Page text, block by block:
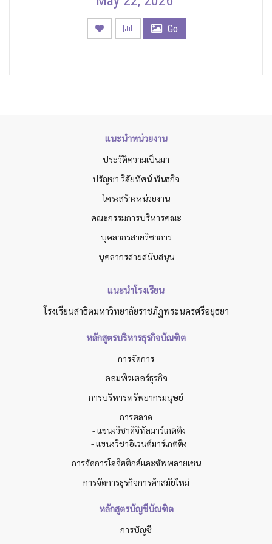
Go
แนะนำหน่วยงาน
ประวัติความเป็นมา
ปรัญชา วิสัยทัศน์ พันธกิจ
โครงสร้างหน่วยงาน
คณะกรรมการบริหารคณะ
บุคลากรสายวิชาการ
บุคลากรสายสนับสนุน
แนะนำโรงเรียน
โรงเรียนสาธิตมหาวิทยาลัยราชภัฏพระนครศรีอยุธยา
หลักสูตรบริหารธุรกิจบัณฑิต
การจัดการ
คอมพิวเตอร์ธุรกิจ
การบริหารทรัพยากรมนุษย์
การตลาด
- แขนงวิชาดิจิทัลมาร์เกตติง
- แขนงวิชาอิเวนต์มาร์เกตติง
การจัดการโลจิสติกส์และซัพพลายเชน
การจัดการธุรกิจการค้าสมัยใหม่
หลักสูตรบัญชีบัณฑิต
การบัญชี